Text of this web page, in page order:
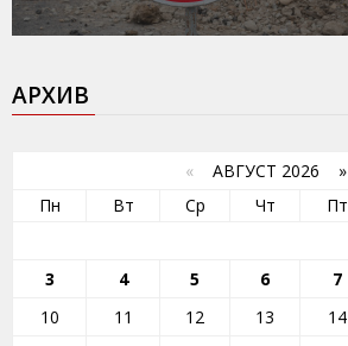
АРХИВ
« АВГУСТ 2026 »
Пн
Вт Ср Чт Пт
3
4 5 6 7
10
11 12 13 14